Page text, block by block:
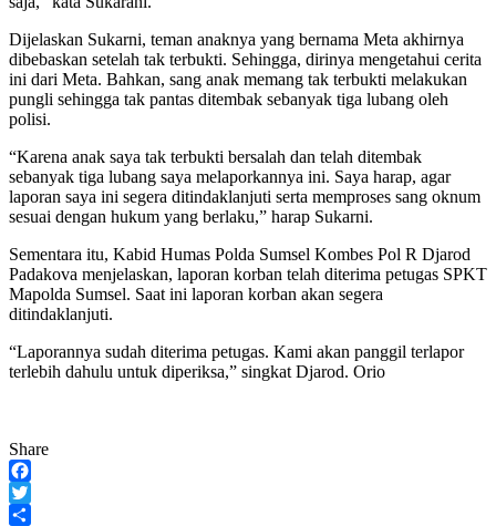
Dijelaskan Sukarni, teman anaknya yang bernama Meta akhirnya
dibebaskan setelah tak terbukti. Sehingga, dirinya mengetahui cerita
ini dari Meta. Bahkan, sang anak memang tak terbukti melakukan
pungli sehingga tak pantas ditembak sebanyak tiga lubang oleh
polisi.
“Karena anak saya tak terbukti bersalah dan telah ditembak
sebanyak tiga lubang saya melaporkannya ini. Saya harap, agar
laporan saya ini segera ditindaklanjuti serta memproses sang oknum
sesuai dengan hukum yang berlaku,” harap Sukarni.
Sementara itu, Kabid Humas Polda Sumsel Kombes Pol R Djarod
Padakova menjelaskan, laporan korban telah diterima petugas SPKT
Mapolda Sumsel. Saat ini laporan korban akan segera
ditindaklanjuti.
“Laporannya sudah diterima petugas. Kami akan panggil terlapor
terlebih dahulu untuk diperiksa,” singkat Djarod. Orio
Share
Facebook
Twitter